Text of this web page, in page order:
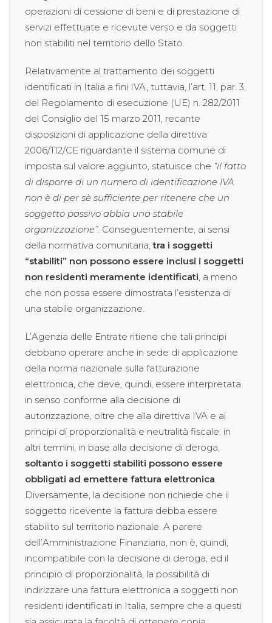
operazioni di cessione di beni e di prestazione di
servizi effettuate e ricevute verso e da soggetti
non stabiliti nel territorio dello Stato.
Relativamente al trattamento dei soggetti
identificati in Italia a fini IVA, tuttavia, l’art. 11, par. 3,
del Regolamento di esecuzione (UE) n. 282/2011
del Consiglio del 15 marzo 2011, recante
disposizioni di applicazione della direttiva
2006/112/CE riguardante il sistema comune di
imposta sul valore aggiunto, statuisce che “il fatto
di disporre di un numero di identificazione IVA
non è di per sè sufficiente per ritenere che un
soggetto passivo abbia una stabile
organizzazione”. Conseguentemente, ai sensi
della normativa comunitaria,tra i soggetti
“stabiliti” non possono essere inclusi i soggetti
non residenti meramente identificati , a meno
che non possa essere dimostrata l’esistenza di
una stabile organizzazione.
L’Agenzia delle Entrate ritiene che tali principi
debbano operare anche in sede di applicazione
della norma nazionale sulla fatturazione
elettronica, che deve, quindi, essere interpretata
in senso conforme alla decisione di
autorizzazione, oltre che alla direttiva IVA e ai
principi di proporzionalità e neutralità fiscale: in
altri termini, in base alla decisione di deroga,
soltanto i soggetti stabiliti possono essere
obbligati ad emettere fattura elettronica
Diversamente, la decisione non richiede che il
soggetto ricevente la fattura debba essere
stabilito sul territorio nazionale. A parere
dell’Amministrazione Finanziaria, non è, quindi,
incompatibile con la decisione di deroga, ed il
principio di proporzionalità, la possibilità di
indirizzare una fattura elettronica a soggetti non
residenti identificati in Italia, sempre che a questi